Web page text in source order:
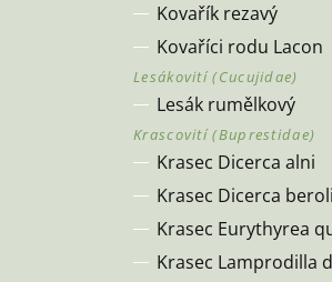
Kovařík rezavý
Kovaříci rodu Lacon
Lesák rumělkový
Krasec Dicerca alni
Krasec Dicerca
Krasec Eurythyrea
Krasec Lamprodilla